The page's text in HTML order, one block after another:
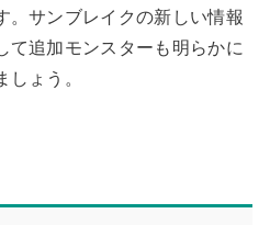
。サンブレイクの新しい情報
て追加モンスターも明らかに
しょう。